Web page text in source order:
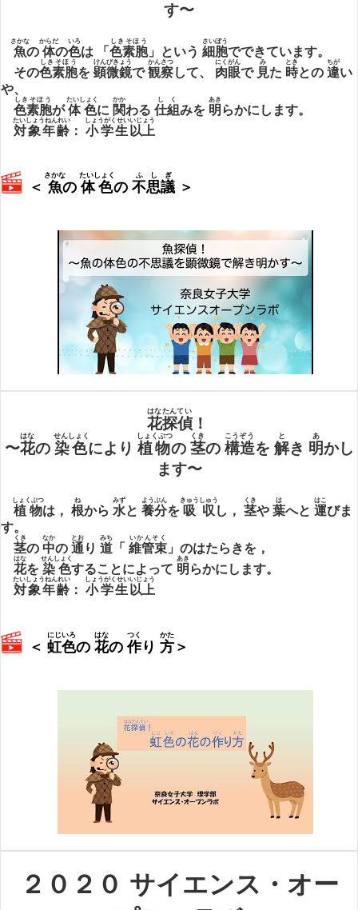
す〜
魚
さかな
の 体
からだ
の色
いろ
は 「 色素胞
しきそほう
」という 細胞
さいぼう
でできています。
その色素胞
しきそほう
を 顕微鏡
けんびきょう
で観察
かんさつ
して、 肉眼
にくがん
で 見
み
た 時
とき
との 違
ちが
い
や、
色素胞
しきそほう
が体色
たいしょく
に 関
かか
わる 仕組
しく
みを 明
あき
らかにします。
対象年齢
たいしょうねんれい
： 小学生
しょうがくせい
以上
いじょう
＜ 魚
さかな
の 体色
たいしょく
の 不思議
ふしぎ
＞
花探偵
はなたんてい
！
〜花
はな
の 染色
せんしょく
により 植物
しょくぶつ
の 茎
くき
の 構造
こうぞう
を 解
と
き 明
あ
かし
ます〜
植物
しょくぶつ
は， 根
ね
から 水
みず
と 養分
ようぶん
を 吸収
きゅうしゅう
し， 茎
くき
や 葉
は
へと 運
はこ
びま
す。
茎
くき
の 中
なか
の 通
とお
り 道
みち
「 維管束
いかんそく
」のはたらきを，
花
はな
を 染色
せんしょく
することによって 明
あき
らかにします。
対象年齢
たいしょうねんれい
： 小学生
しょうがくせい
以上
いじょう
＜ 虹色
にじいろ
の 花
はな
の作
つく
り 方
かた
＞
２０２０ サイエンス・オー